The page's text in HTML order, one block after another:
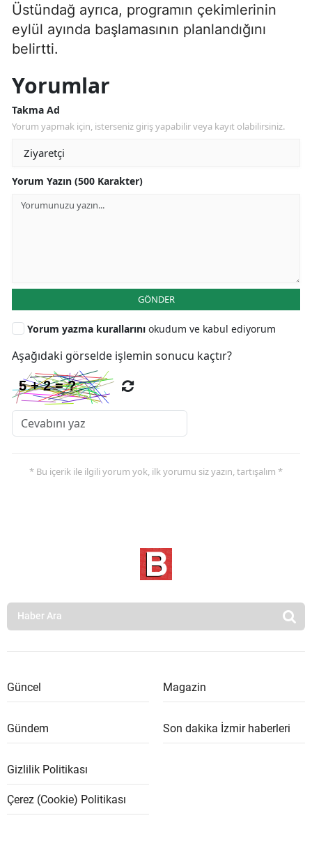
Üstündağ ayrıca, programın çekimlerinin
eylül ayında başlamasının planlandığını
belirtti.
Yorumlar
Takma Ad
Yorum yapmak için, isterseniz giriş yapabilir veya kayıt olabilirsiniz.
Yorum Yazın (500 Karakter)
GÖNDER
Yorum yazma kurallarını okudum ve kabul ediyorum
Aşağıdaki görselde işlemin sonucu kaçtır?
* Bu içerik ile ilgili yorum yok, ilk yorumu siz yazın, tartışalım *
Güncel Magazin
Gündem Son dakika İzmir haberleri
Gizlilik Politikası
Çerez (Cookie) Politikası